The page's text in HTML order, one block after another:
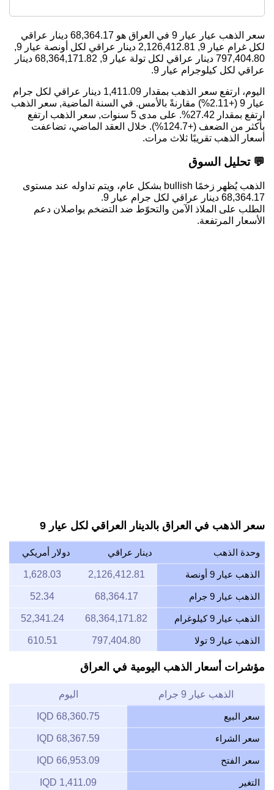
سعر الذهب عيار عيار 9 في العراق هو 68,364.17 دينار عراقي
لكل غرام عيار 9,
2,126,412.81 دينار عراقي لكل أونصة عيار 9,
797,404.80 دينار عراقي لكل تولة عيار 9, 68,364,171.82 دينار
عراقي لكل كيلوجرام عيار 9.
اليوم، ارتفع سعر الذهب بمقدار 1,411.09 دينار عراقي لكل جرام
عيار 9 (+2.11%) مقارنةً بالأمس. في السنة الماضية, سعر الذهب
ارتفع بمقدار 27.42%. على مدى 5 سنوات, سعر الذهب ارتفع
بأكثر من الضعف (+124.7%). خلال العقد الماضي، تضاعفت
أسعار الذهب تقريبًا ثلاث مرات.
💬 تحليل السوق
الذهب يُظهر زخمًا bullish بشكل عام، ويتم تداوله عند مستوى
68,364.17 دينار عراقي لكل جرام عيار 9.
الطلب على الملاذ الآمن والتحوّط ضد التضخم يواصلان دعم
الأسعار المرتفعة.
سعر الذهب في العراق بالدينار العراقي لكل عيار 9
وحدة الذهب دينار عراقي دولار أمريكي
الذهب عيار 9 أونصة 2,126,412.81
1,628.03
الذهب عيار 9 جرام 68,364.17
52.34
الذهب عيار 9 كيلوغرام 68,364,171.82
52,341.24
الذهب عيار 9 تولا 797,404.80
610.51
مؤشرات أسعار الذهب اليومية في العراق
الذهب عيار 9 جرام اليوم
سعر البيع 68,360.75 IQD
سعر الشراء 68,367.59 IQD
سعر الفتح 66,953.09 IQD
التغير 1,411.09 IQD